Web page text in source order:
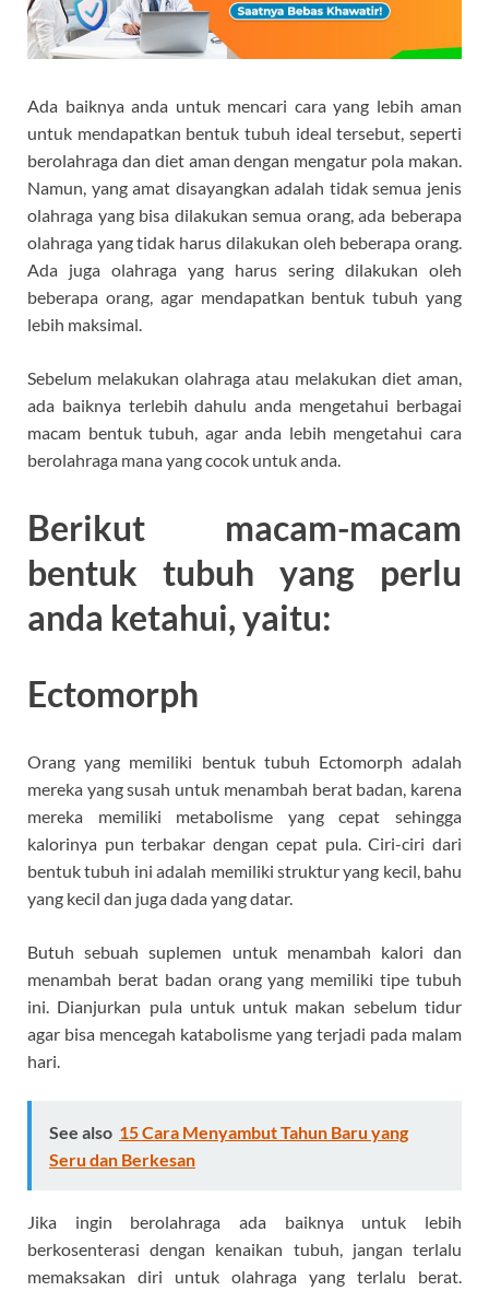
Ada baiknya anda untuk mencari cara yang lebih aman
untuk mendapatkan bentuk tubuh ideal tersebut, seperti
berolahraga dan diet aman dengan mengatur pola makan.
Namun, yang amat disayangkan adalah tidak semua jenis
olahraga yang bisa dilakukan semua orang, ada beberapa
olahraga yang tidak harus dilakukan oleh beberapa orang.
Ada juga olahraga yang harus sering dilakukan oleh
beberapa orang, agar mendapatkan bentuk tubuh yang
lebih maksimal.
Sebelum melakukan olahraga atau melakukan diet aman,
ada baiknya terlebih dahulu anda mengetahui berbagai
macam bentuk tubuh, agar anda lebih mengetahui cara
berolahraga mana yang cocok untuk anda.
Berikut macam-macam
bentuk tubuh yang perlu
anda ketahui, yaitu:
Ectomorph
Orang yang memiliki bentuk tubuh Ectomorph adalah
mereka yang susah untuk menambah berat badan, karena
mereka memiliki metabolisme yang cepat sehingga
kalorinya pun terbakar dengan cepat pula. Ciri-ciri dari
bentuk tubuh ini adalah memiliki struktur yang kecil, bahu
yang kecil dan juga dada yang datar.
Butuh sebuah suplemen untuk menambah kalori dan
menambah berat badan orang yang memiliki tipe tubuh
ini. Dianjurkan pula untuk untuk makan sebelum tidur
agar bisa mencegah katabolisme yang terjadi pada malam
hari.
See also 15 Cara Menyambut Tahun Baru yang
Seru dan Berkesan
Jika ingin berolahraga ada baiknya untuk lebih
berkosenterasi dengan kenaikan tubuh, jangan terlalu
memaksakan diri untuk olahraga yang terlalu berat.